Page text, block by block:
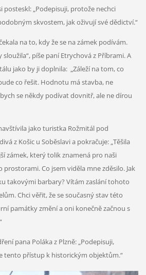
posteskl: „Podepisuji, protože nechci
skvostem, jak oživují své dědictví.“
na to, kdy že se na zámek podívám.
sloužila“, píše paní Etrychová z Příbrami. A
jako by ji doplnila: „Záleží na tom, co
co řešit. Hodnotu má stavba, ne
se někdy podívat dovnitř, ale ne dírou
jako turistka Rožmitál pod
z Košic u Soběslavi a pokračuje: „Těšila
zámek, který tolik znamená pro naši
prostorami. Co jsem viděla mne zděsilo. Jak
takovými barbary? Vítám zaslání tohoto
Chci věřit, že se současný stav této
památky změní a oni konečně začnou s
pana Poláka z Plzně: „Podepisuji,
tento přístup k historickým objektům.“